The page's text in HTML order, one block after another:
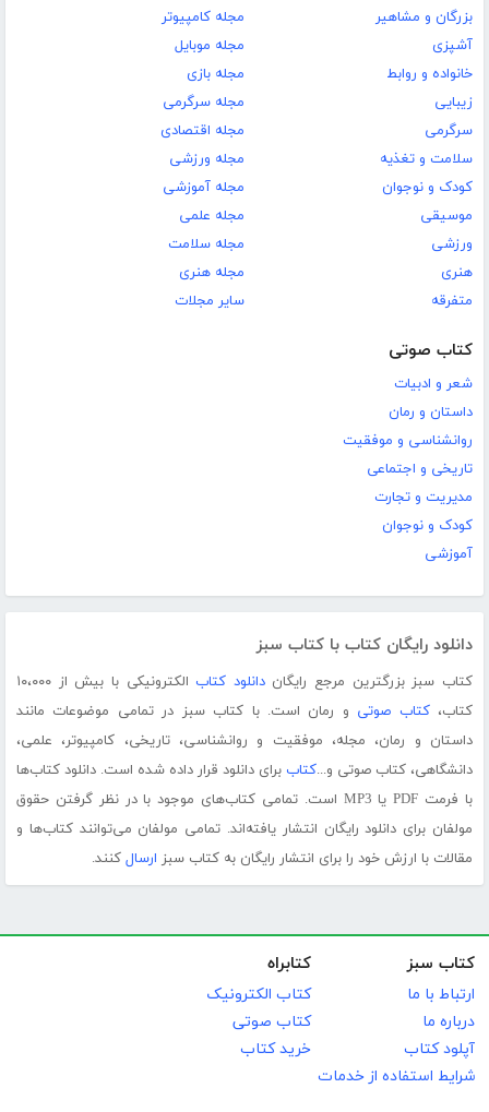
بزرگان و مشاهیر
آشپزی
خانواده و روابط
زیبایی
سرگرمی
سلامت و تغذیه
کودک و نوجوان
موسیقی
ورزشی
هنری
متفرقه
مجله کامپیوتر
مجله موبایل
مجله بازی
مجله سرگرمی
مجله اقتصادی
مجله ورزشی
مجله آموزشی
مجله علمی
مجله سلامت
مجله هنری
سایر مجلات
کتاب صوتی
شعر و ادبیات
داستان و رمان
روانشناسی و موفقیت
تاریخی و اجتماعی
مدیریت و تجارت
کودک و نوجوان
آموزشی
دانلود رایگان کتاب با کتاب سبز
کتاب سبز بزرگترین مرجع رایگاندانلود کتاب
الکترونیکی با بیش از ۱۰،۰۰۰
کتاب،کتاب صوتی و رمان است. با کتاب سبز در تمامی موضوعات مانند
داستان و رمان، مجله، موفقیت و روانشناسی، تاریخی، کامپیوتر، علمی،
دانشگاهی، کتاب صوتی و...کتاب برای دانلود قرار داده شده است. دانلود کتاب‌ها
با فرمت PDF یا MP3 است. تمامی کتاب‌های موجود با در نظر گرفتن حقوق
مولفان برای دانلود رایگان انتشار یافته‌اند. تمامی مولفان می‌توانند کتاب‌ها و
مقالات با ارزش خود را برای انتشار رایگان به کتاب سبز ارسال کنند.
کتاب سبز
ارتباط با ما
درباره ما
آپلود کتاب
شرایط استفاده از خدمات
کتابراه
کتاب الکترونیک
کتاب صوتی
خرید کتاب